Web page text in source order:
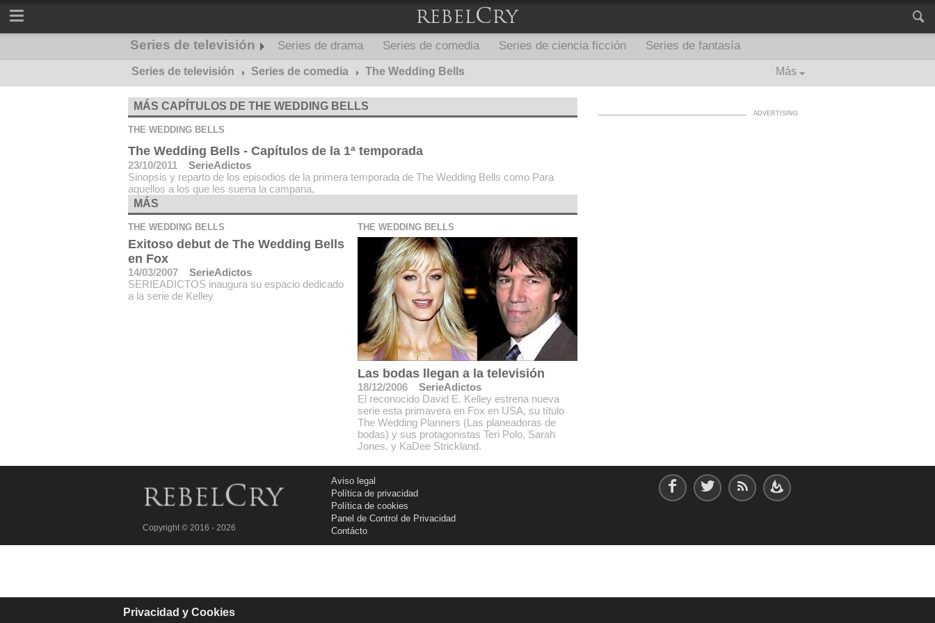
Series de televisión Series de drama Series de comedia Series de ciencia ficción
Series de fantasía
Series de misterio
Series de televisión Series de comedia The Wedding Bells Más
MÁS CAPÍTULOS DE THE WEDDING BELLS
THE WEDDING BELLS
The Wedding Bells - Capítulos de la 1ª temporada
23/10/2011
SerieAdictos
Sinopsis y reparto de los episodios de la primera temporada de The Wedding Bells como Para
aquellos a los que les suena la campana,
MÁS
THE WEDDING BELLS
Exitoso debut de The Wedding Bells
en Fox
14/03/2007
SerieAdictos
SERIEADICTOS inaugura su espacio dedicado
a la serie de Kelley
THE WEDDING BELLS
Las bodas llegan a la televisión
18/12/2006
SerieAdictos
El reconocido David E. Kelley estrena nueva
serie esta primavera en Fox en USA, su título
The Wedding Planners (Las planeadoras de
bodas) y sus protagonistas Teri Polo, Sarah
Jones, y KaDee Strickland.
Copyright © 2016 - 2026
Aviso legal
Política de privacidad
Política de cookies
Panel de Control de Privacidad
Contácto
Privacidad y Cookies